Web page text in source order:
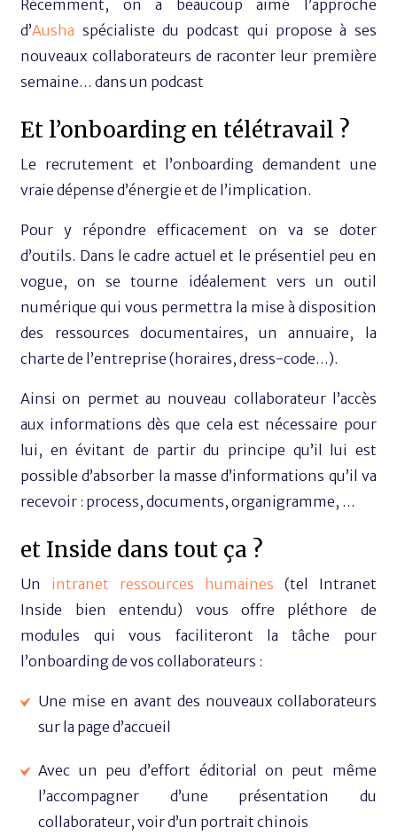
Récemment, on a beaucoup aimé l’approche
d’Ausha spécialiste du podcast qui propose à ses
nouveaux collaborateurs de raconter leur première
semaine… dans un podcast
Et l’onboarding en télétravail ?
Le recrutement et l’onboarding demandent une
vraie dépense d’énergie et de l’implication.
Pour y répondre efficacement on va se doter
d’outils. Dans le cadre actuel et le présentiel peu en
vogue, on se tourne idéalement vers un outil
numérique qui vous permettra la mise à disposition
des ressources documentaires, un annuaire, la
charte de l’entreprise (horaires, dress-code…).
Ainsi on permet au nouveau collaborateur l’accès
aux informations dès que cela est nécessaire pour
lui, en évitant de partir du principe qu’il lui est
possible d’absorber la masse d’informations qu’il va
recevoir : process, documents, organigramme, …
et Inside dans tout ça ?
Un intranet ressources humaines (tel Intranet
Inside bien entendu) vous offre pléthore de
modules qui vous faciliteront la tâche pour
l’onboarding de vos collaborateurs :
Une mise en avant des nouveaux collaborateurs
sur la page d’accueil
Avec un peu d’effort éditorial on peut même
l’accompagner d’une présentation du
collaborateur, voir d’un portrait chinois